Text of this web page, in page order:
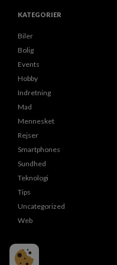
KATEGORIER
Biler
Bolig
Events
Hobby
Indretning
Mad
Mennesket
Rejser
Smartphones
Sundhed
Teknologi
Tips
Uncategorized
Web